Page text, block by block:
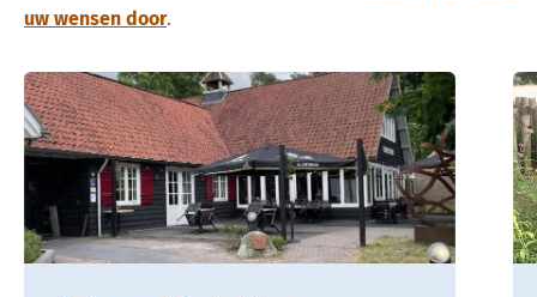
uw wensen door.